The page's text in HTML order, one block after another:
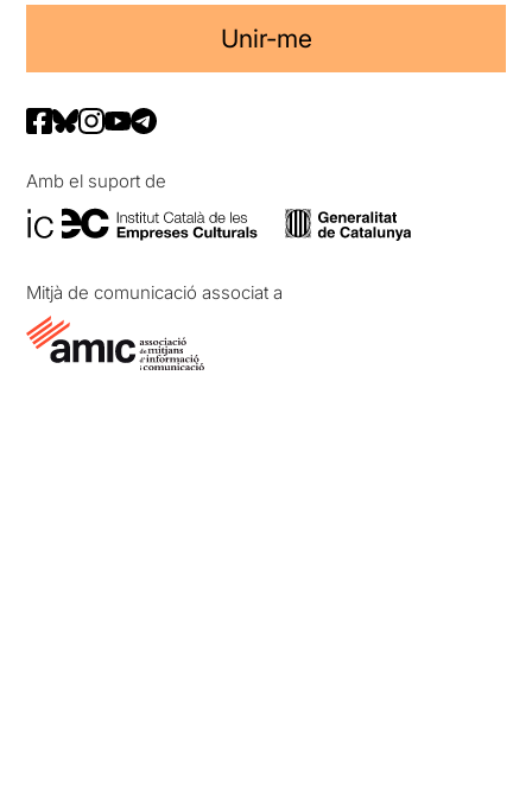
Unir-me
Amb el suport de
Mitjà de comunicació associat a